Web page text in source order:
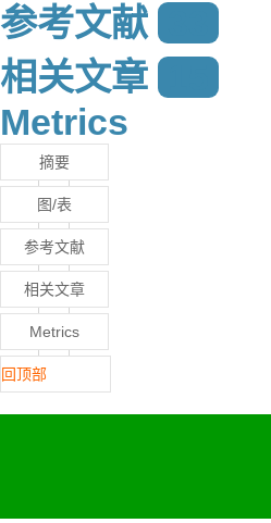
参考文献
相关文章
Metrics
摘要
图/表
参考文献
相关文章
Metrics
回顶部